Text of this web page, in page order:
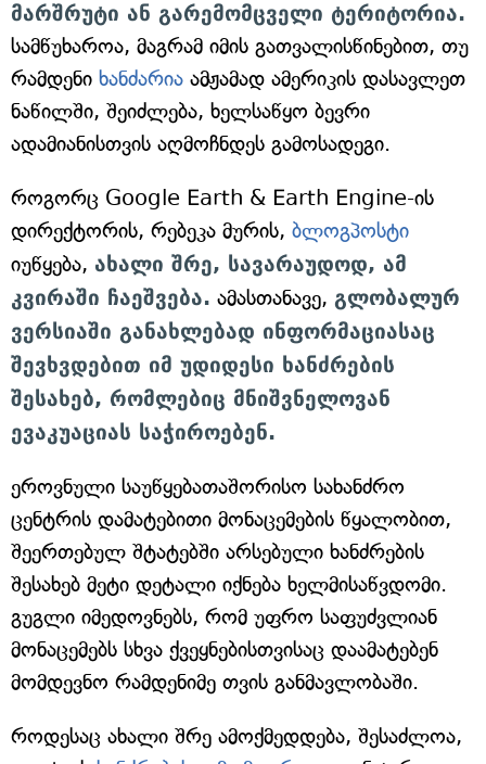
მარშრუტი ან გარემომცველი ტერიტორია.
სამწუხაროა, მაგრამ იმის გათვალისწინებით, თუ
რამდენი ხანძარია ამჟამად ამერიკის დასავლეთ
ნაწილში, შეიძლება, ხელსაწყო ბევრი
ადამიანისთვის აღმოჩნდეს გამოსადეგი.
როგორც Google Earth & Earth Engine-ის
დირექტორის, რებეკა მურის, ბლოგპოსტი
იუწყება, ახალი შრე, სავარაუდოდ, ამ
კვირაში ჩაეშვება. ამასთანავე, გლობალურ
ვერსიაში განახლებად ინფორმაციასაც
შევხვდებით იმ უდიდესი ხანძრების
შესახებ, რომლებიც მნიშვნელოვან
ევაკუაციას საჭიროებენ.
ეროვნული საუწყებათაშორისო სახანძრო
ცენტრის დამატებითი მონაცემების წყალობით,
შეერთებულ შტატებში არსებული ხანძრების
შესახებ მეტი დეტალი იქნება ხელმისაწვდომი.
გუგლი იმედოვნებს, რომ უფრო საფუძვლიან
მონაცემებს სხვა ქვეყნებისთვისაც დაამატებენ
მომდევნო რამდენიმე თვის განმავლობაში.
როდესაც ახალი შრე ამოქმედდება, შესაძლოა,